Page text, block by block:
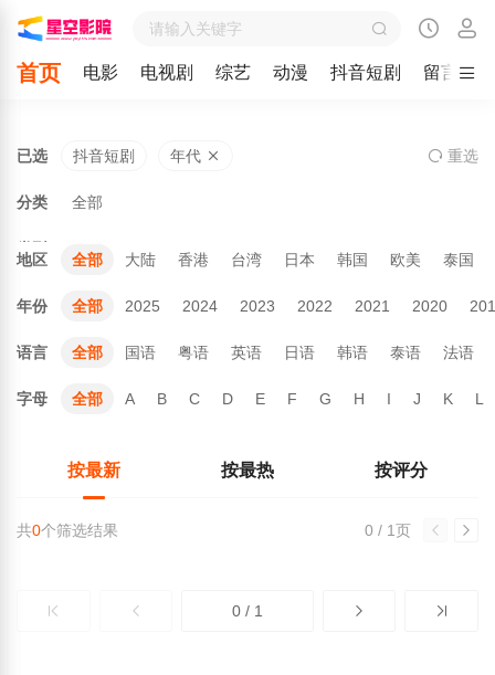
首页 电影 电视剧 综艺 动漫 抖音短剧 留言
已选 抖音短剧 年代 重选
分类 全部
类型
地区 全部 大陆 香港 台湾 日本 韩国 欧美 泰国
年份 全部 2025 2024 2023 2022 2021 2020
语言 全部 国语 粤语 英语 日语 韩语 泰语 法语
字母 全部 A B C D E F G H I J K L
按最新 按最热 按评分
0 / 1页
共0个筛选结果
0 / 1